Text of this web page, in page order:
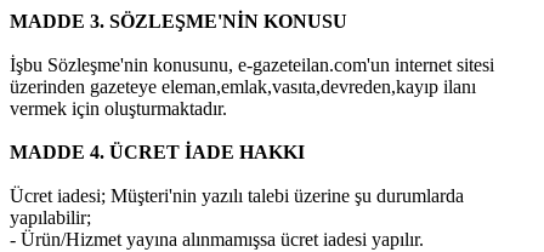
MADDE 3. SÖZLEŞME'NİN KONUSU
İşbu Sözleşme'nin konusunu, e-gazeteilan.com'un internet sitesi
üzerinden gazeteye eleman,emlak,vasıta,devreden,kayıp ilanı
vermek için oluşturmaktadır.
MADDE 4. ÜCRET İADE HAKKI
Ücret iadesi; Müşteri'nin yazılı talebi üzerine şu durumlarda
yapılabilir;
- Ürün/Hizmet yayına alınmamışsa ücret iadesi yapılır.